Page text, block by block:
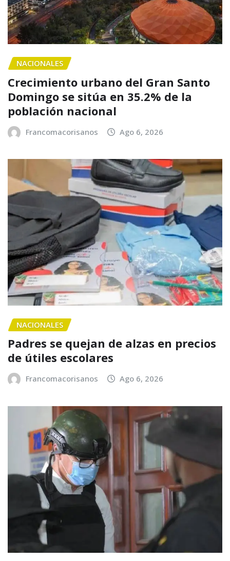
NACIONALES
Crecimiento urbano del Gran Santo
Domingo se sitúa en 35.2% de la
población nacional
Francomacorisanos Ago 6, 2026
NACIONALES
Padres se quejan de alzas en precios
de útiles escolares
Francomacorisanos Ago 6, 2026